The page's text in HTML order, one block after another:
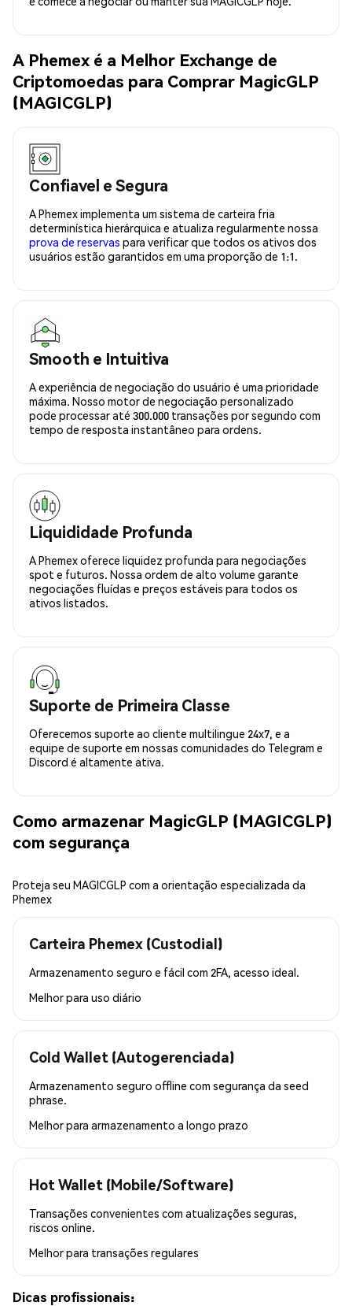
A Phemex é a Melhor Exchange de
Criptomoedas para Comprar MagicGLP
(MAGICGLP)
Confiavel e Segura
A Phemex implementa um sistema de carteira fria
determinística hierárquica e atualiza regularmente nossa
prova de reservas para verificar que todos os ativos dos
usuários estão garantidos em uma proporção de 1:1.
Smooth e Intuitiva
A experiência de negociação do usuário é uma prioridade
máxima. Nosso motor de negociação personalizado
pode processar até 300.000 transações por segundo com
tempo de resposta instantâneo para ordens.
Liquididade Profunda
A Phemex oferece liquidez profunda para negociações
spot e futuros. Nossa ordem de alto volume garante
negociações fluídas e preços estáveis para todos os
ativos listados.
Suporte de Primeira Classe
Oferecemos suporte ao cliente multilingue 24x7, e a
equipe de suporte em nossas comunidades do Telegram e
Discord é altamente ativa.
Como armazenar MagicGLP (MAGICGLP)
com segurança
Proteja seu MAGICGLP com a orientação especializada da
Phemex
Carteira Phemex (Custodial)
Armazenamento seguro e fácil com 2FA, acesso ideal.
Melhor para uso diário
Cold Wallet (Autogerenciada)
Armazenamento seguro offline com segurança da seed
phrase.
Melhor para armazenamento a longo prazo
Hot Wallet (Mobile/Software)
Transações convenientes com atualizações seguras,
riscos online.
Melhor para transações regulares
Dicas profissionais: